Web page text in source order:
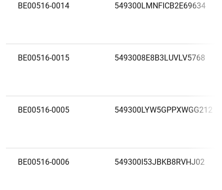
BE00516-0014 549300LMNFICB2E69634
BE00516-0015 5493008E8B3LUVLV5768
BE00516-0005 549300LYW5GPPXWGG212
BE00516-0006 549300I53JBKB8RVHJ02